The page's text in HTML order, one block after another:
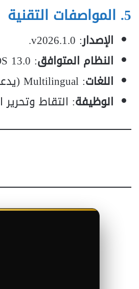
5. المواصفات التقنية
الإصدار: v2026.1.0.
النظام المتوافق: macOS 13.0 أو أحدث (يدعم M1/M2/M3/M4).
اللغات: Multilingual (يدعم لغات متعددة).
الوظيفة: التقاط